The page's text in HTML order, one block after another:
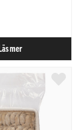
Läs mer